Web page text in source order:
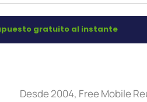
gratuito al instante
Desde 2004, Free Mobile